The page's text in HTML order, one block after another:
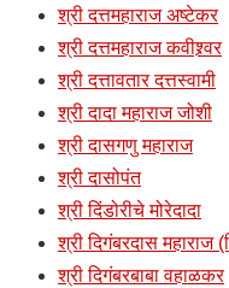
श्री दत्तमहाराज अष्टेकर
श्री दत्तमहाराज कवीश्र्वर
श्री दत्तावतार दत्तस्वामी
श्री दादा महाराज जोशी
श्री दासगणु महाराज
श्री दासोपंत
श्री दिंडोरीचे मोरेदादा
श्री दिगंबरदास महाराज
श्री दिगंबरबाबा वहाळकर